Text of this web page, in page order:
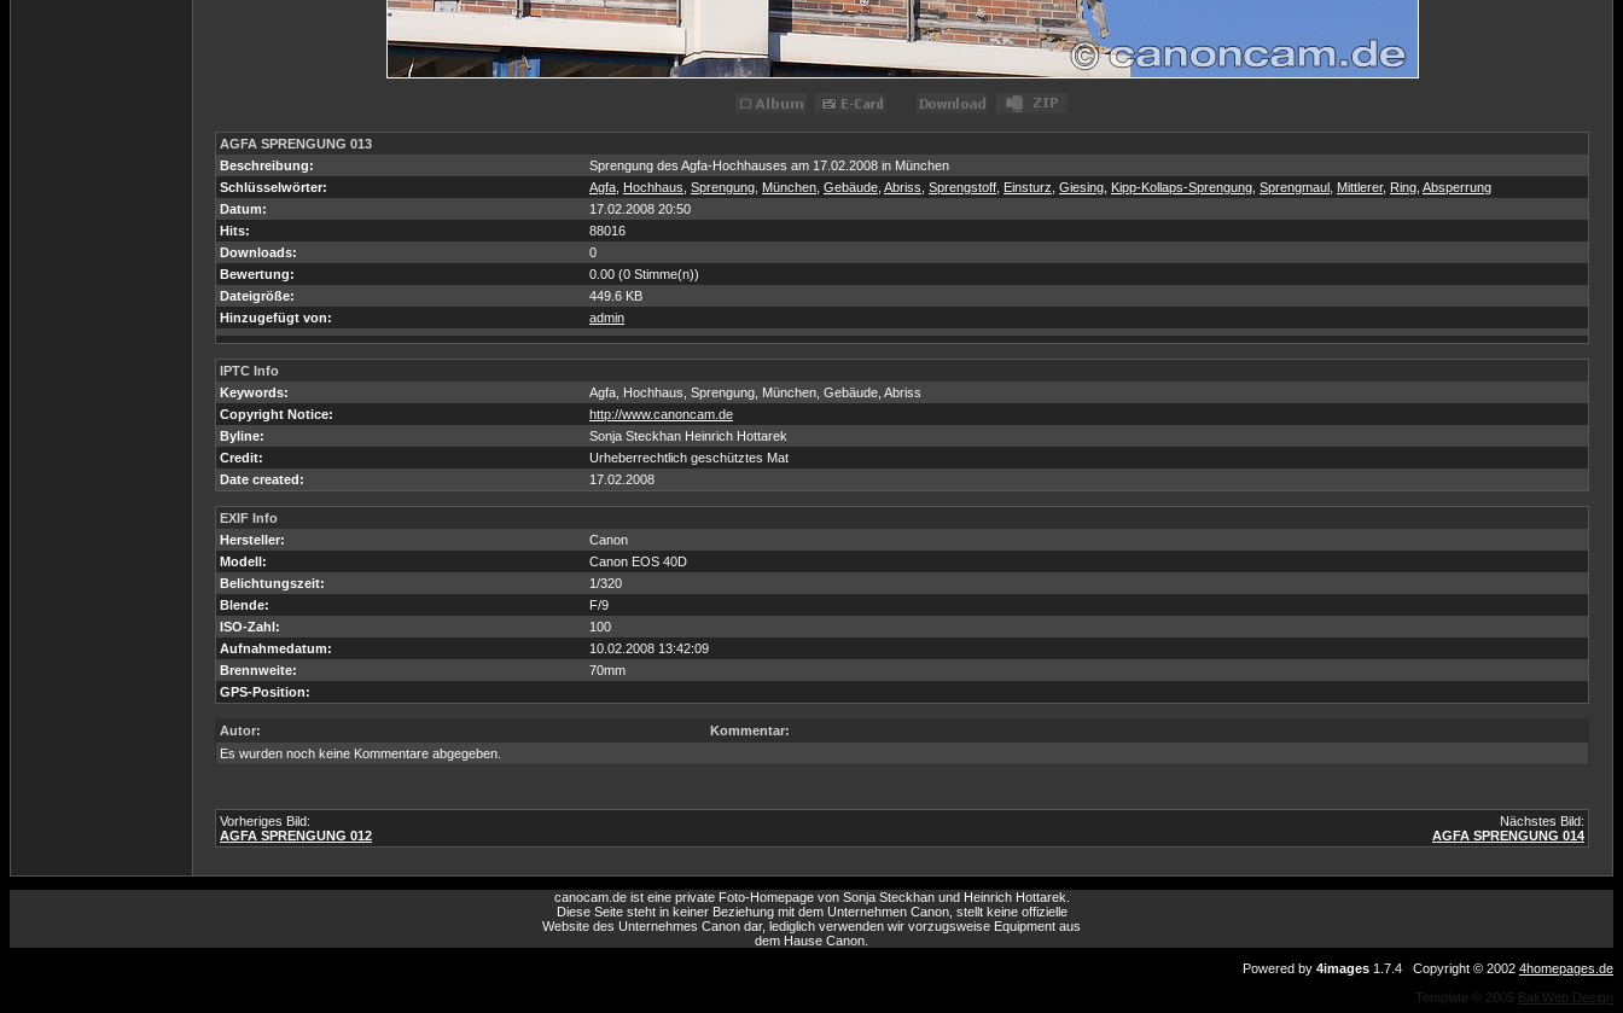
AGFA SPRENGUNG 013
Beschreibung:
Sprengung des Agfa-Hochhauses am 17.02.2008 in München
Schlüsselwörter:
Agfa Hochhaus Sprengung München Gebäude Abriss Sprengstoff Einsturz Giesing Kipp-Kollaps-Sprengung Sprengmaul Mittlerer, Ring Absperrung
Datum:
17.02.2008 20:50
Hits:
88016
Downloads:
0
Bewertung:
0.00 (0 Stimme(n))
Dateigröße:
449.6 KB
Hinzugefügt von:
admin
IPTC Info
Keywords:
Agfa, Hochhaus, Sprengung, München, Gebäude, Abriss
Copyright Notice:
http://www.canoncam.de
Byline:
Sonja Steckhan Heinrich Hottarek
Credit:
Urheberrechtlich geschütztes Mat
Date created:
17.02.2008
EXIF Info
Hersteller:
Canon
Modell:
Canon EOS 40D
Belichtungszeit:
1/320
Blende:
F/9
ISO-Zahl:
100
Aufnahmedatum:
10.02.2008 13:42:09
Brennweite:
70mm
GPS-Position:
Autor:
Kommentar:
Es wurden noch keine Kommentare abgegeben.
Vorheriges Bild:
AGFA SPRENGUNG 012
Nächstes Bild:
AGFA SPRENGUNG 014
canocam.de ist eine private Foto-Homepage von Sonja Steckhan und Heinrich Hottarek.
Diese Seite steht in keiner Beziehung mit dem Unternehmen Canon, stellt keine offizielle
Website des Unternehmes Canon dar, lediglich verwenden wir vorzugsweise Equipment aus
dem Hause Canon.
Powered by 4images 1.7.4 Copyright © 2002 4homepages.de
Template © 2005 Bali Web Design